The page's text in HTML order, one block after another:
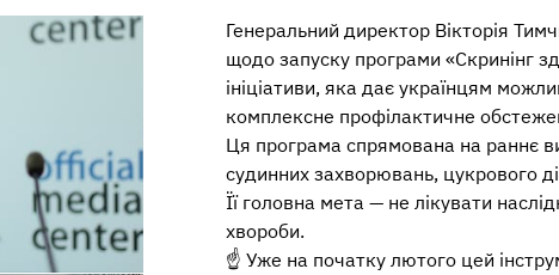
Генеральний директор Вікторія
щодо запуску програми «Скринінг
ініціативи, яка дає українцям
комплексне профілактичне
Ця програма спрямована на раннє
судинних захворювань, цукрового
Її головна мета — не лікувати
хвороби.
☝️ Уже на початку лютого цей